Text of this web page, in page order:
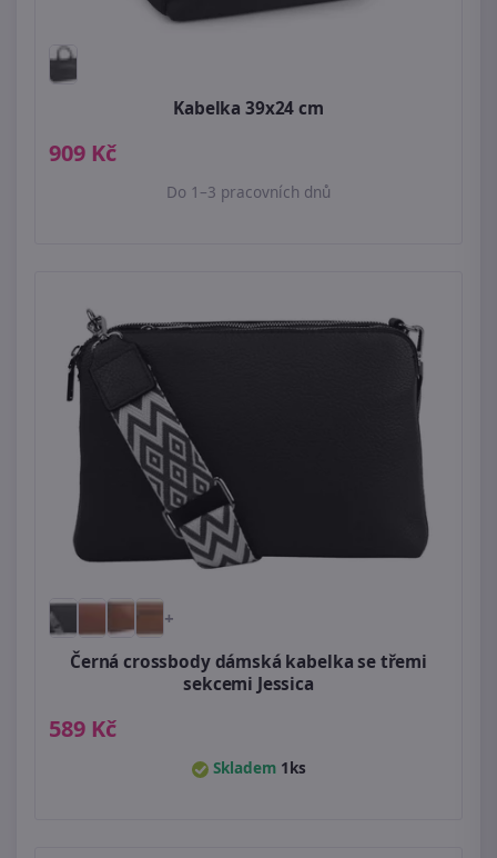
Kabelka 39x24 cm
909 Kč
Do 1–3 pracovních dnů
+
Černá crossbody dámská kabelka se třemi
sekcemi Jessica
589 Kč
Skladem 1ks